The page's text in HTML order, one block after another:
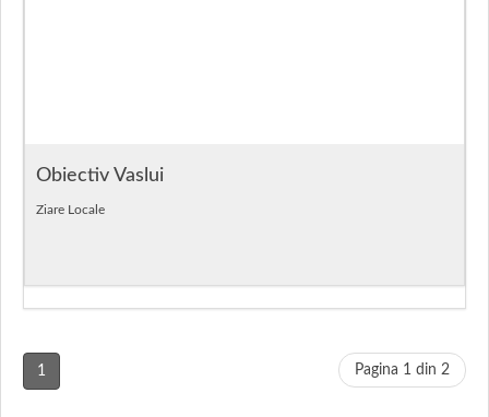
Obiectiv Vaslui
Ziare Locale
1 Pagina 1 din 2